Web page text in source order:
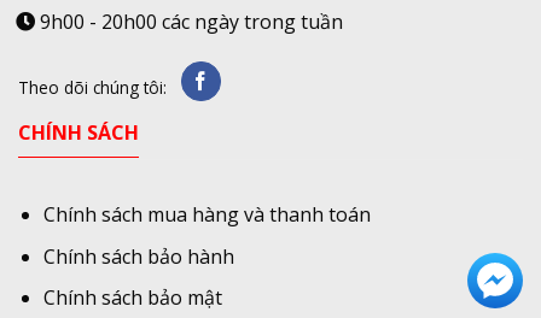
9h00 - 20h00 các ngày trong tuần
Theo dõi chúng tôi:
CHÍNH SÁCH
Chính sách mua hàng và thanh toán
Chính sách bảo hành
Chính sách bảo mật